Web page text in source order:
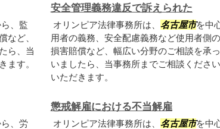
、監
など、
ら、当
ます。
安全管理義務違反で訴えられた
オリンピア法律事務所は、 名古屋市を中
用者の義務、安全配慮義務など使用者側
損害賠償など、幅広い分野のご相談を承
いましたら、当事務所までご相談くださ
いただきます。
、労
懲戒解雇における不当解雇
オリンピア法律事務所は、 名古屋市を中